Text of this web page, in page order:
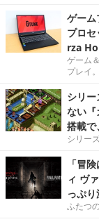
ゲー
プロ
rza
ゲーム
プレイ
シリ
ない『
搭載で
シリー
「冒
ィ ヴ
っぷ
ふたつ